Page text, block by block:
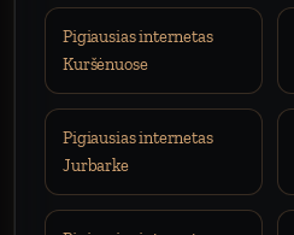
Pigiausias internetas
Kuršėnuose
Pigiausias internetas
Jurbarke